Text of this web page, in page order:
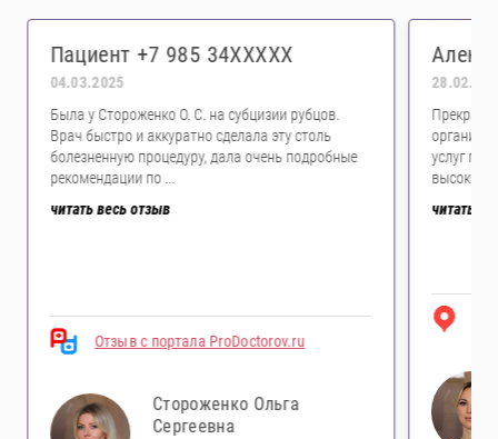
Пациент +7 985 34XXXXX
04.03.2025
Была у Стороженко О. С. на субцизии рубцов.
Врач быстро и аккуратно сделала эту столь
болезненную процедуру, дала очень подробные
рекомендации по ...
читать весь отзыв
Отзыв с портала ProDoctorov.ru
Стороженко Ольга
Сергеевна
Алена
услуг по
читать